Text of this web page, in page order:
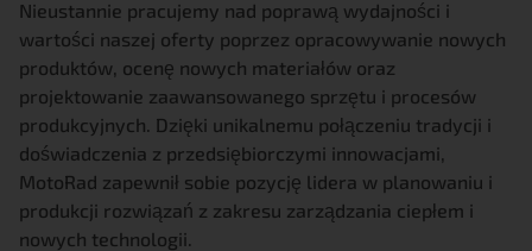
Nieustannie pracujemy nad poprawą wydajności i
wartości naszej oferty poprzez opracowywanie nowych
produktów, ocenę nowych materiałów oraz
projektowanie zaawansowanego sprzętu i procesów
produkcyjnych. Dzięki unikalnemu połączeniu tradycji i
doświadczenia z przedsiębiorczymi innowacjami,
MotoRad zapewnił sobie pozycję lidera w planowaniu i
produkcji rozwiązań z zakresu zarządzania ciepłem i
nowych technologii.